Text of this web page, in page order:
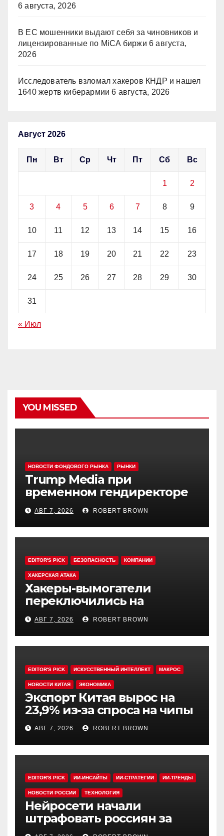
6 августа, 2026
В ЕС мошенники выдают себя за чиновников и
лицензированные по MiCA биржи 6 августа,
2026
Исследователь взломал хакеров КНДР и нашел
1640 жертв киберармии 6 августа, 2026
Август 2026
Пн Вт Ср Чт Пт Сб Вс
1 2
3 4 5 6 7 8 9
10 11 12 13 14 15 16
17 18 19 20 21 22 23
24 25 26 27 28 29 30
31
« Июл
YOU MISSED
НОВОСТИ ФОНДОВОГО РЫНКА РЫНКИ
Trump Media при
временном гендиректоре
МакГерне сократила число
сделок с криптовалютами
АВГ 7, 2026 ROBERT BROWN
EDITOR'S PICK БЕЗОПАСНОСТЬ КОМПАНИИ
ХАКЕРСКАЯ АТАКА
Хакеры-вымогатели
переключились на
инвестфонды с Уолл-стрит
АВГ 7, 2026 ROBERT BROWN
EDITOR'S PICK ИСКУССТВЕННЫЙ ИНТЕЛЛЕКТ МАКРОС
НОВОСТИ КИТАЯ ЭКОНОМИКА
Экспорт Китая вырос на
23,9% из-за спроса на чипы
АВГ 7, 2026 ROBERT BROWN
EDITOR'S PICK ИИ-ИНСАЙТЫ ИИ-СТРАТЕГИИ ИИ-ТРЕНДЫ
НОВОСТИ РОССИИ ТЕХНОЛОГИЯ
Нейросети начали
штрафовать россиян за
борщевик